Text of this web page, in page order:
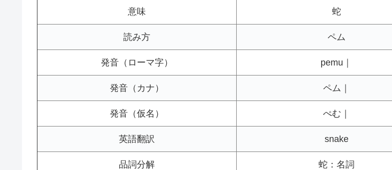
意味 蛇
読み方 ペム
発音（ローマ字） pemu｜
発音（カナ） ペム｜
発音（仮名） ぺむ｜
英語翻訳 snake
品詞分解 蛇：名詞